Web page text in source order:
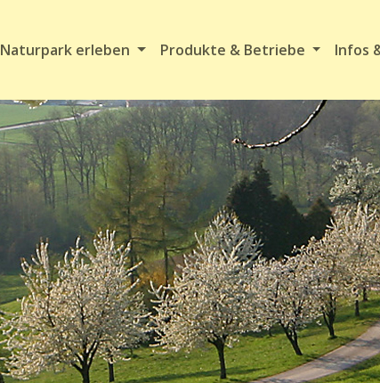
Naturpark erleben Produkte & Betriebe Infos